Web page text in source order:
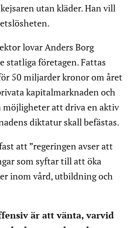
utan kläder. Han vill
lovar Anders Borg
statliga företagen. Fattas
50 miljarder kronor om året
kapitalmarknaden och
möjligheter att driva en aktiv
diktatur skall befästas.
att ”regeringen avser att
som syftar till att öka
inom vård, utbildning och
är att vänta, varvid